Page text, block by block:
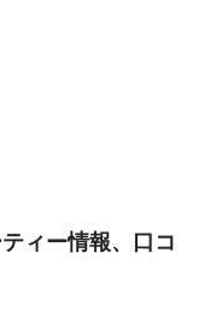
ィー情報、口コ